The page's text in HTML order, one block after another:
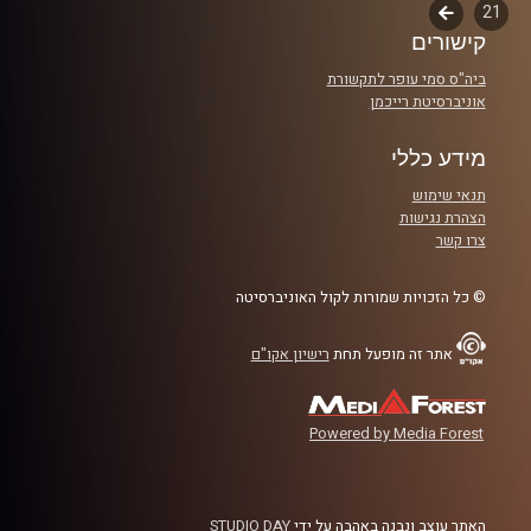
התגלגלות היחסים מאז קמפ דייוויד, ונצלול למה שקורה כיום
בסיני, בגבולות, ובשיתופי הפעולה הביטחוניים והכלכליים.
נדבר על אינטרסים, אנרגיה ותיווך אזורי, ונבחן מה הדרכים
המעשיות להפוך את השלום מקר לחם. פרק שמתחיל מהבסיס
למי שפחות מכיר, ומתפתח לתובנות עומק ולצעדים פרקטיים
לשנה הקרובה
קרדיט תמונות:
21
לשלב
הבא
קישורים
ביה"ס סמי עופר לתקשורת
אוניברסיטת רייכמן
מידע כללי
תנאי שימוש
הצהרת נגישות
צרו קשר
© כל הזכויות שמורות לקול האוניברסיטה
אתר זה מופעל תחת רישיון אקו"ם
Powered by Media Forest